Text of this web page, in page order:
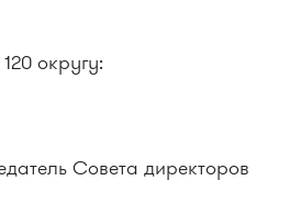
округу:
Совета директоров